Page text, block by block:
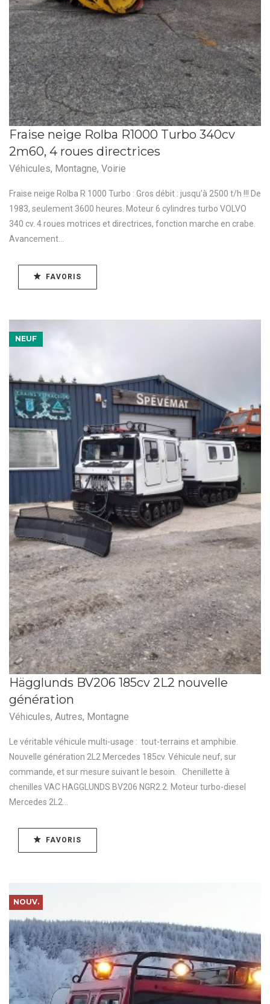
Fraise neige Rolba R1000 Turbo 340cv
2m60, 4 roues directrices
Véhicules, Montagne, Voirie
Fraise neige Rolba R 1000 Turbo : Gros débit : jusqu’à 2500 t/h !!! De
1983, seulement 3600 heures. Moteur 6 cylindres turbo VOLVO
340 cv. 4 roues motrices et directrices, fonction marche en crabe.
Avancement...
FAVORIS
NOUV.
NEUF
Hägglunds BV206 185cv 2L2 nouvelle
génération
Véhicules, Autres, Montagne
Le véritable véhicule multi-usage : tout-terrains et amphibie.
Nouvelle génération 2L2 Mercedes 185cv. Véhicule neuf, sur
commande, et sur mesure suivant le besoin. Chenillette à
chenilles VAC HAGGLUNDS BV206 NGR2.2. Moteur turbo-diesel
Mercedes 2L2...
FAVORIS
NOUV.